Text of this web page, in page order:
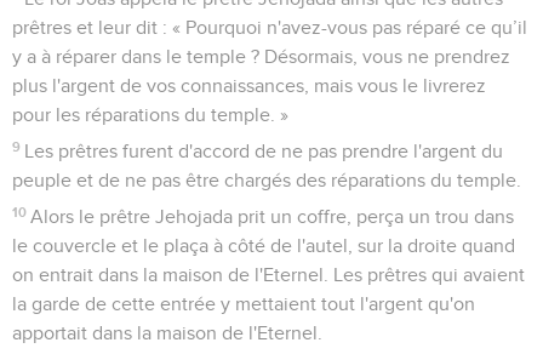
prêtres et leur dit : « Pourquoi n'avez-vous pas réparé ce qu’il
y a à réparer dans le temple ? Désormais, vous ne prendrez
plus l'argent de vos connaissances, mais vous le livrerez
pour les réparations du temple. »
9 Les prêtres furent d'accord de ne pas prendre l'argent du
peuple et de ne pas être chargés des réparations du temple.
10 Alors le prêtre Jehojada prit un coffre, perça un trou dans
le couvercle et le plaça à côté de l'autel, sur la droite quand
on entrait dans la maison de l'Eternel. Les prêtres qui avaient
la garde de cette entrée y mettaient tout l'argent qu'on
apportait dans la maison de l'Eternel.